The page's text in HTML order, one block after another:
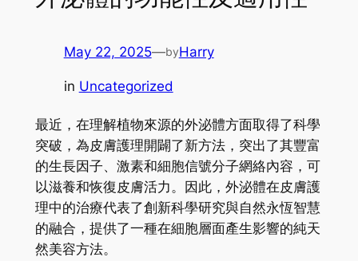
May 22, 2025—byHarry
in Uncategorized
最近，在理解植物來源的外泌體方面取得了科學
突破，為皮膚護理開闢了新方法，突出了其豐富
的生長因子、激素和細胞信號分子網絡內容，可
以滋養和恢復皮膚活力。因此，外泌體在皮膚護
理中的治療代表了創新科學研究與自然永恆智慧
的融合，提供了一種在細胞層面產生影響的純天
然美容方法。